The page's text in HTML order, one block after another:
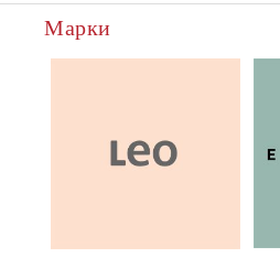
Марки